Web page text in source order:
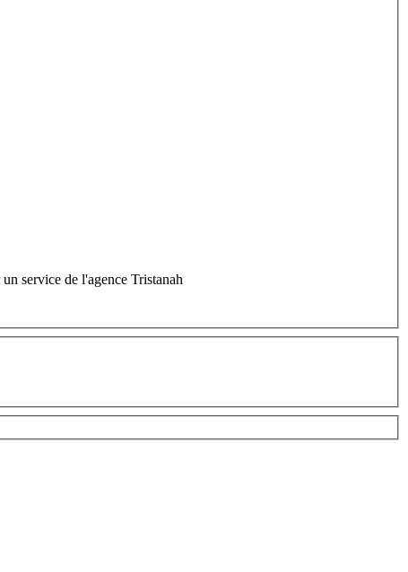
service de l'agence Tristanah